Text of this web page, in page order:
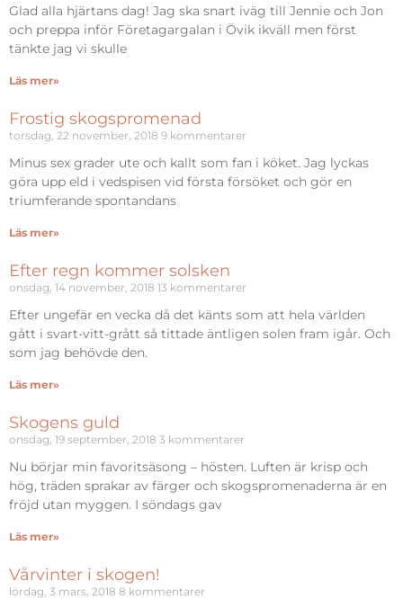
Glad alla hjärtans dag! Jag ska snart iväg till Jennie och Jon
och preppa inför Företagargalan i Övik ikväll men först
tänkte jag vi skulle
Läs mer»
Frostig skogspromenad
torsdag, 22 november, 2018 9 kommentarer
Minus sex grader ute och kallt som fan i köket. Jag lyckas
göra upp eld i vedspisen vid första försöket och gör en
triumferande spontandans
Läs mer»
Efter regn kommer solsken
onsdag, 14 november, 2018 13 kommentarer
Efter ungefär en vecka då det känts som att hela världen
gått i svart-vitt-grått så tittade äntligen solen fram igår. Och
som jag behövde den.
Läs mer»
Skogens guld
onsdag, 19 september, 2018 3 kommentarer
Nu börjar min favoritsäsong – hösten. Luften är krisp och
hög, träden sprakar av färger och skogspromenaderna är en
fröjd utan myggen. I söndags gav
Läs mer»
Vårvinter i skogen!
lördag, 3 mars, 2018 8 kommentarer